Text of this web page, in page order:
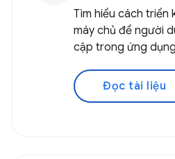
Tìm hiểu cách triển
máy chủ để người
cập trong ứng
Đọc tài liệu